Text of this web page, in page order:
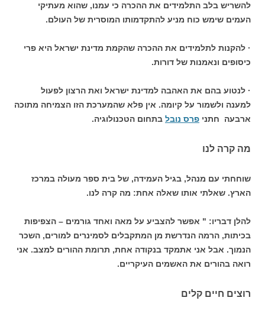
להשריש בלב התלמידים את ההכרה כי עמנו, שהוא מעתיקי
העמים שימש כוח מניע להתקדמותו המוסרית של העולם.
· להקנות לתלמידים את ההכרה שהקמת מדינת ישראל היא פרי
כיסופים ונאמנות של דורות.
· לנטוע בהם את האהבה למדינת ישראל ואת הרצון לפעול
למענה ולשמור על קיומה. אין פלא שהמערכת הזו הצמיחה מתוכה
ארבעה חתני פרס נובל בתחום הטכנולוגיה.
מה קרה לנו
שוחחתי עם מנהל, בגיל העמידה, של בית ספר מעולה במרכז
הארץ. שאלתי אותו שאלה אחת: מה קרה לנו.
להלן דבריו: " אפשר להצביע על מאה ואחד גורמים – הצפיפות
בכיתות, הרמה הנדרשת מן המתקבלים לסמינרים למורים, השכר
הנמוך. אבל אני אתמקד בנקודה אחת, תרומת ההורים למצב. אני
רואה בהורים את האשמים העיקריים.
רוצים חיים קלים